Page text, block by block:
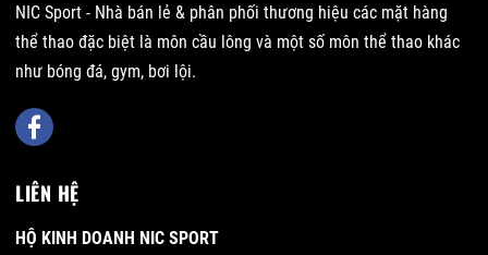
NIC Sport - Nhà bán lẻ & phân phối thương hiệu các mặt hàng
thể thao đặc biệt là môn cầu lông và một số môn thể thao khác
như bóng đá, gym, bơi lội.
LIÊN HỆ
HỘ KINH DOANH NIC SPORT